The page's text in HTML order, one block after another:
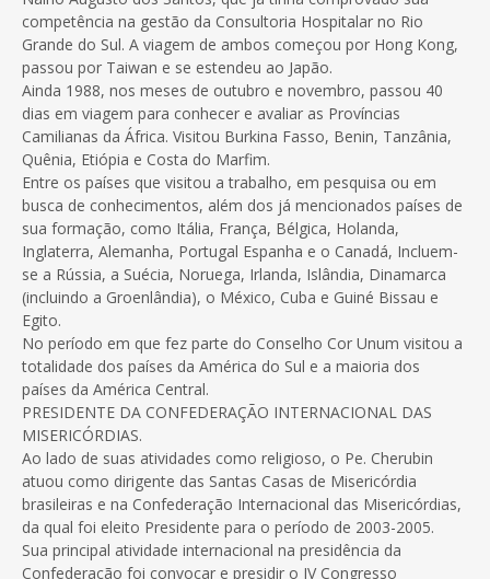
competência na gestão da Consultoria Hospitalar no Rio
Grande do Sul. A viagem de ambos começou por Hong Kong,
passou por Taiwan e se estendeu ao Japão.
Ainda 1988, nos meses de outubro e novembro, passou 40
dias em viagem para conhecer e avaliar as Províncias
Camilianas da África. Visitou Burkina Fasso, Benin, Tanzânia,
Quênia, Etiópia e Costa do Marfim.
Entre os países que visitou a trabalho, em pesquisa ou em
busca de conhecimentos, além dos já mencionados países de
sua formação, como Itália, França, Bélgica, Holanda,
Inglaterra, Alemanha, Portugal Espanha e o Canadá, Incluem-
se a Rússia, a Suécia, Noruega, Irlanda, Islândia, Dinamarca
(incluindo a Groenlândia), o México, Cuba e Guiné Bissau e
Egito.
No período em que fez parte do Conselho Cor Unum visitou a
totalidade dos países da América do Sul e a maioria dos
países da América Central.
PRESIDENTE DA CONFEDERAÇÃO INTERNACIONAL DAS
MISERICÓRDIAS.
Ao lado de suas atividades como religioso, o Pe. Cherubin
atuou como dirigente das Santas Casas de Misericórdia
brasileiras e na Confederação Internacional das Misericórdias,
da qual foi eleito Presidente para o período de 2003-2005.
Sua principal atividade internacional na presidência da
Confederação foi convocar e presidir o IV Congresso